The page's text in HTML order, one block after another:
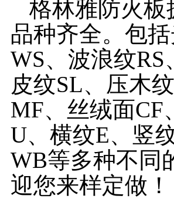
格林雅防火板
品种齐全。包
WS、波浪纹
皮纹SL、压木
MF、丝绒面CF
U、横纹E、竖
WB等多种不同
迎您来样定做！